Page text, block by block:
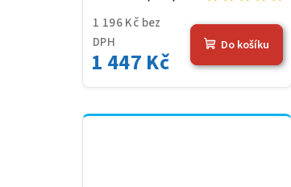
1 196 Kč bez
DPH
1 447 Kč
Do košíku